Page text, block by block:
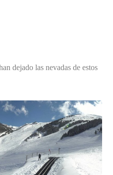
dejado las nevadas de estos